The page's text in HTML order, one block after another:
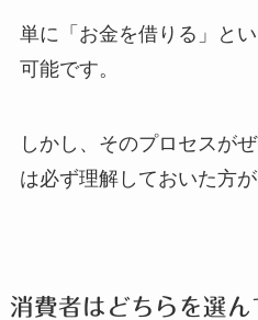
単に「お金を借りる」と
可能です。
しかし、そのプロセスが
は必ず理解しておいた方が
消費者はどちらを選ん